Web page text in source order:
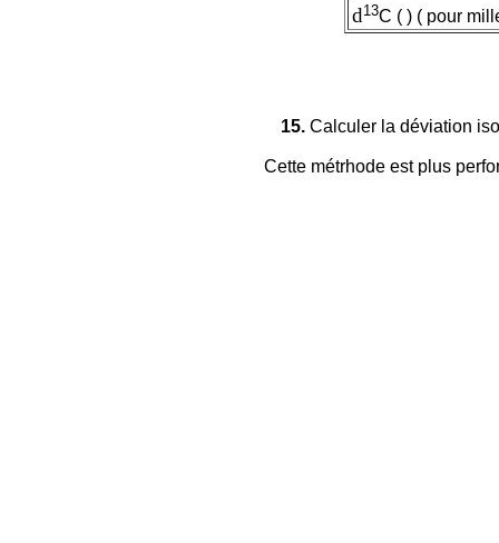
d13C ( ) ( pour
15. Calculer la déviation
Cette métrhode est plus